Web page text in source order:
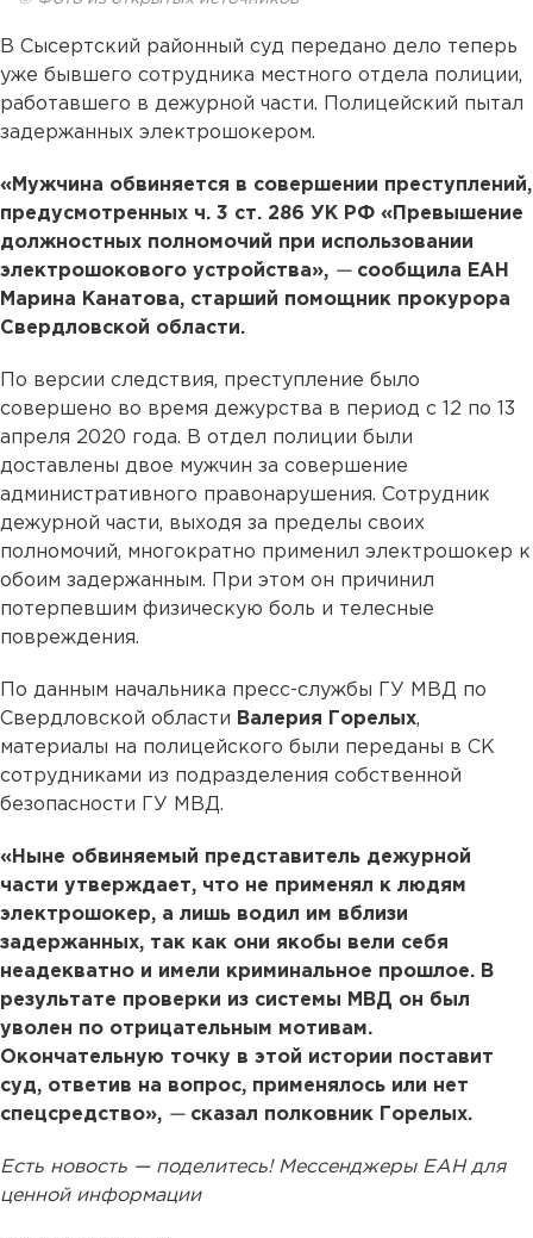
В Сысертский районный суд передано дело теперь
уже бывшего сотрудника местного отдела полиции,
работавшего в дежурной части. Полицейский пытал
задержанных электрошокером.
«Мужчина обвиняется в совершении преступлений,
предусмотренных ч. 3 ст. 286 УК РФ «Превышение
должностных полномочий при использовании
электрошокового устройства», —сообщила ЕАН
Марина Канатова, старший помощник прокурора
Свердловской области.
По версии следствия, преступление было
совершено во время дежурства в период с 12 по 13
апреля 2020 года. В отдел полиции были
доставлены двое мужчин за совершение
административного правонарушения. Сотрудник
дежурной части, выходя за пределы своих
полномочий, многократно применил электрошокер к
обоим задержанным. При этом он причинил
потерпевшим физическую боль и телесные
повреждения.
По данным начальника пресс-службы ГУ МВД по
Свердловской области Валерия Горелых,
материалы на полицейского были переданы в СК
сотрудниками из подразделения собственной
безопасности ГУ МВД.
«Ныне обвиняемый представитель дежурной
части утверждает, что не применял к людям
электрошокер, а лишь водил им вблизи
задержанных, так как они якобы вели себя
неадекватно и имели криминальное прошлое. В
результате проверки из системы МВД он был
уволен по отрицательным мотивам.
Окончательную точку в этой истории поставит
суд, ответив на вопрос, применялось или нет
спецсредство», —сказал полковник Горелых.
Есть новость — поделитесь! Мессенджеры ЕАН для
ценной информации